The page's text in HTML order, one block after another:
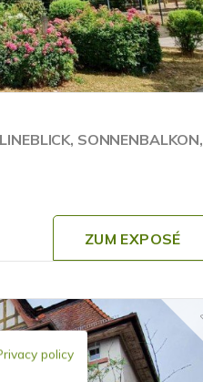
SONNENBALKON,
ZUM EXPOSÉ
policy